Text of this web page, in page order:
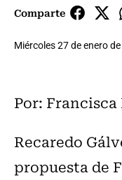
Comparte
Miércoles 27 de enero
Por:
Recaredo
propuesta de